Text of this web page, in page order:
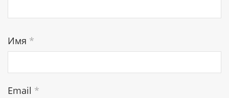
Имя *
Email *